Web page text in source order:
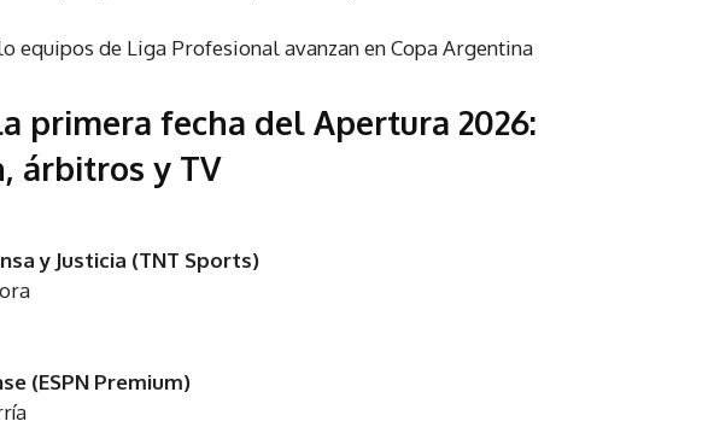
equipos de Liga Profesional avanzan en Copa Argentina
primera fecha del Apertura 2026:
árbitros y TV
y Justicia (TNT Sports)
(ESPN Premium)